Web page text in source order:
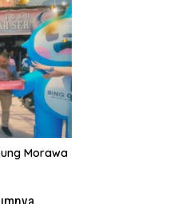
INALUM Bersama Pemprov
Sumut Perkuat Komitmen
Pendidikan dan Konservasi
Morawa